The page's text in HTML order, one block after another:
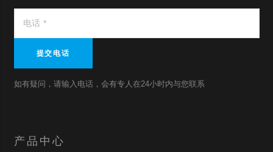
提交电话
如有疑问，请输入电话，会有专人在24小时内与您联系
产品中心